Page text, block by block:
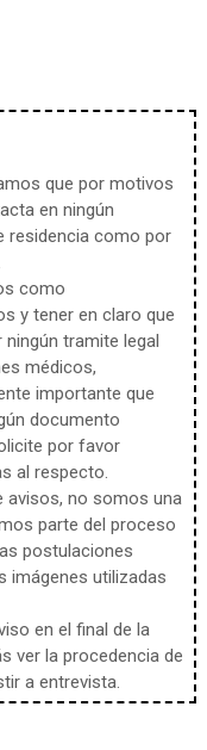
que por motivos
en ningún
residencia como por
como
y tener en claro que
tramite legal
médicos,
importante que
documento
por favor
al respecto.
avisos, no somos una
parte del proceso
postulaciones
imágenes utilizadas
en el final de la
ver la procedencia de
a entrevista.